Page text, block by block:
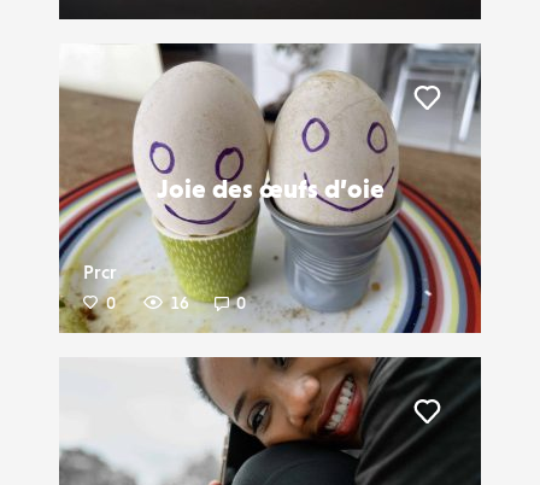
Joie des œufs d’oie
Prcr
0 16 0
Liker